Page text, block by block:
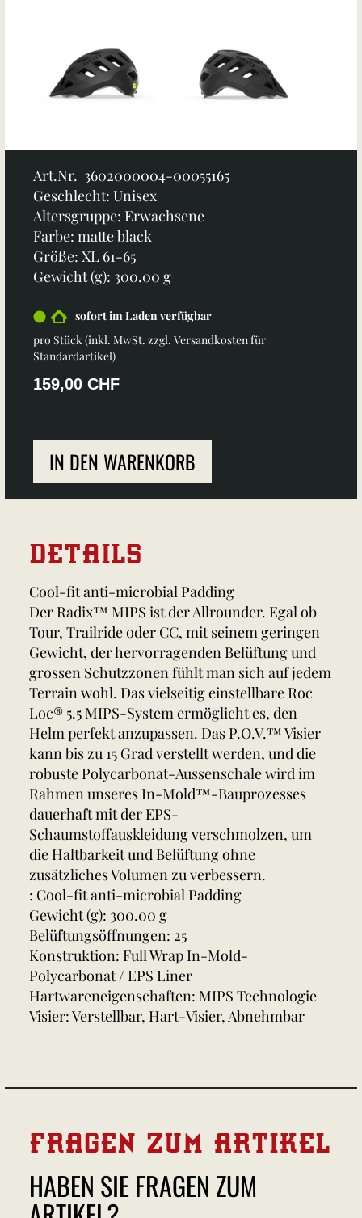
Art.Nr. 3602000004-00055165
Geschlecht: Unisex
Altersgruppe: Erwachsene
Farbe: matte black
Größe: XL 61-65
Gewicht (g): 300.00 g
sofort im Laden verfügbar
pro Stück (inkl. MwSt. zzgl. Versandkosten für
Standardartikel)
159,00 CHF
IN DEN WARENKORB
DETAILS
Cool-fit anti-microbial Padding
Der Radix™ MIPS ist der Allrounder. Egal ob
Tour, Trailride oder CC, mit seinem geringen
Gewicht, der hervorragenden Belüftung und
grossen Schutzzonen fühlt man sich auf jedem
Terrain wohl. Das vielseitig einstellbare Roc
Loc® 5.5 MIPS-System ermöglicht es, den
Helm perfekt anzupassen. Das P.O.V.™ Visier
kann bis zu 15 Grad verstellt werden, und die
robuste Polycarbonat-Aussenschale wird im
Rahmen unseres In-Mold™-Bauprozesses
dauerhaft mit der EPS-
Schaumstoffauskleidung verschmolzen, um
die Haltbarkeit und Belüftung ohne
zusätzliches Volumen zu verbessern.
: Cool-fit anti-microbial Padding
Gewicht (g): 300.00 g
Belüftungsöffnungen: 25
Konstruktion: Full Wrap In-Mold-
Polycarbonat / EPS Liner
Hartwareneigenschaften: MIPS Technologie
Visier: Verstellbar, Hart-Visier, Abnehmbar
FRAGEN ZUM ARTIKEL
HABEN SIE FRAGEN ZUM